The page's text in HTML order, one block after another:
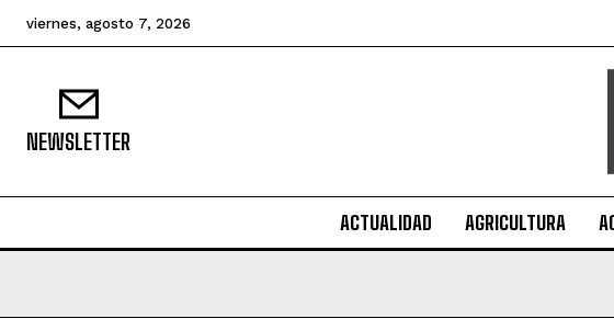
viernes, agosto 7, 2026
NEWSLETTER
ACTUALIDAD AGRICULTURA